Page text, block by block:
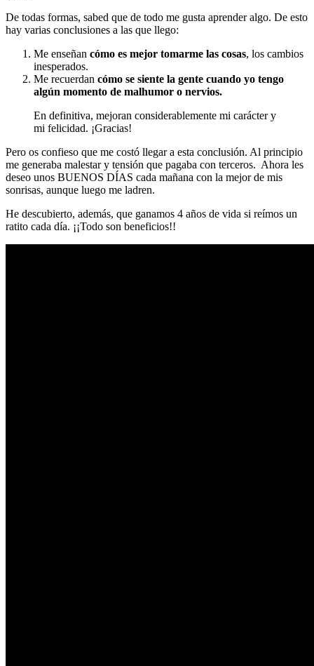
De todas formas, sabed que de todo me gusta aprender algo. De esto
hay varias conclusiones a las que llego:
Me enseñan cómo es mejor tomarme las cosas, los cambios
inesperados.
Me recuerdan cómo se siente la gente cuando yo tengo
algún momento de malhumor o nervios.
En definitiva, mejoran considerablemente mi carácter y
mi felicidad. ¡Gracias!
Pero os confieso que me costó llegar a esta conclusión. Al principio
me generaba malestar y tensión que pagaba con terceros. Ahora les
deseo unos BUENOS DÍAS cada mañana con la mejor de mis
sonrisas, aunque luego me ladren.
He descubierto, además, que ganamos 4 años de vida si reímos un
ratito cada día. ¡¡Todo son beneficios!!